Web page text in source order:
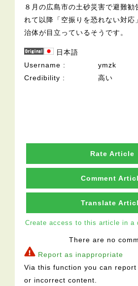
８月の広島市の土砂災害で避難勧
れて以降「空振りを恐れない対応
治体が目立っているそうです。
日本語
Username
ymzk
Credibility
高い
Rate Article
Comment
Translate
Create access to this article in a
There are no
Report as inappropriate
Via this function you can
or incorrect content.